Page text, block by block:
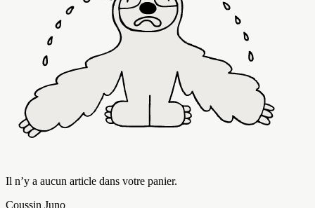
Il n’y a aucun article dans votre panier.
Coussin Juno